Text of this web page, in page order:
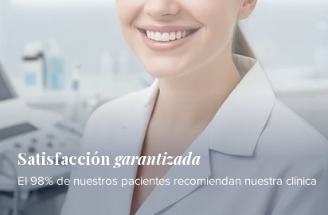
Satisfacción garantizada
El 98% de nuestros pacientes recomiendan nuestra clínica